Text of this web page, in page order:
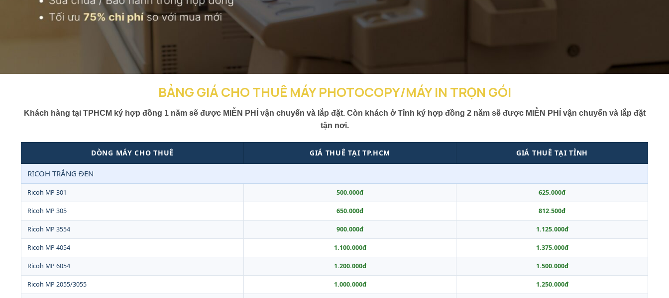
BẢNG GIÁ CHO THUÊ MÁY PHOTOCOPY/MÁY IN TRỌN GÓI
Khách hàng tại TPHCM ký hợp đồng 1 năm sẽ được MIỄN PHÍ vận chuyển và lắp đặt. Còn khách ở Tỉnh ký hợp đồng 2 năm sẽ được MIỄN PHÍ vận chuyển và lắp đặt
tận nơi.
DÒNG MÁY CHO THUÊ GIÁ THUÊ TẠI TP.HCM GIÁ THUÊ TẠI TỈNH
RICOH TRẮNG ĐEN
Ricoh MP 301 500.000đ 625.000đ
Ricoh MP 305 650.000đ 812.500đ
Ricoh MP 3554 900.000đ 1.125.000đ
Ricoh MP 4054 1.100.000đ 1.375.000đ
Ricoh MP 6054 1.200.000đ 1.500.000đ
Ricoh MP 2055/3055 1.000.000đ 1.250.000đ